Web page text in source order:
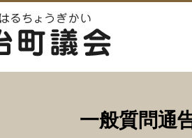
一般質問通